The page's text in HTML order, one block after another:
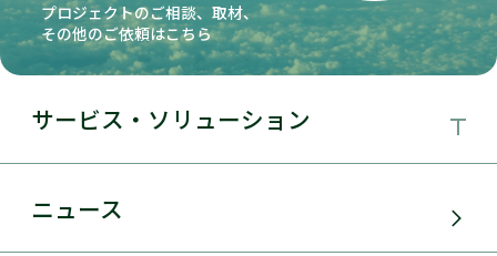
プロジェクトのご相談、取材、
その他のご依頼はこちら
サービス・ソリューション
ニュース